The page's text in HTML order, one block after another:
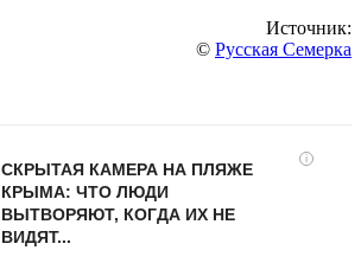
Источник:
© Русская Семерка
i
СКРЫТАЯ КАМЕРА НА ПЛЯЖЕ
КРЫМА: ЧТО ЛЮДИ
ВЫТВОРЯЮТ, КОГДА ИХ НЕ
ВИДЯТ...